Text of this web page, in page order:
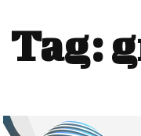
Tag: